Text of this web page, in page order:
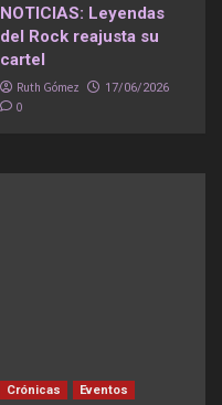
NOTICIAS: Leyendas
del Rock reajusta su
cartel
Ruth Gómez 17/06/2026
0
Crónicas Eventos